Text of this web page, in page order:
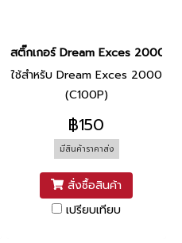
]สติ๊กเกอร์ Dream Exces 2000 [
ใช้สำหรับ Dream Exces 2000
(C100P)
฿150
มีสินค้าราคาส่ง
สั่งซื้อสินค้า
เปรียบเทียบ